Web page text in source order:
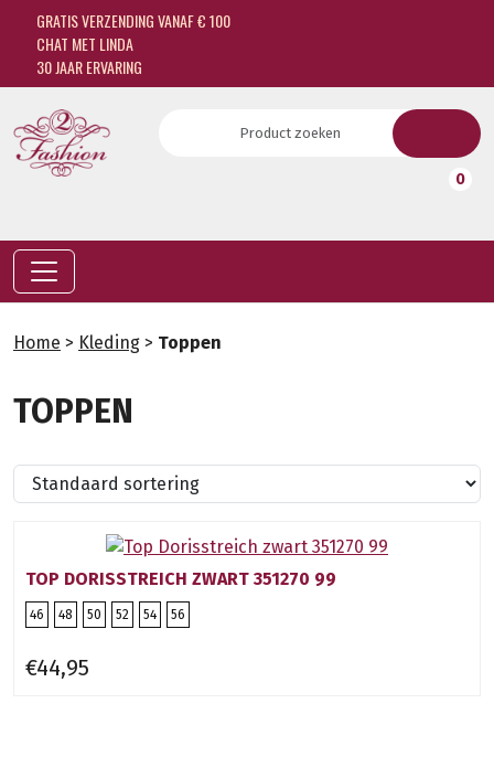
GRATIS VERZENDING VANAF € 100
CHAT MET LINDA
30 JAAR ERVARING
0
Home > Kleding > Toppen
TOPPEN
TOP DORISSTREICH ZWART 351270 99
46 48 50 52 54 56
€44,95